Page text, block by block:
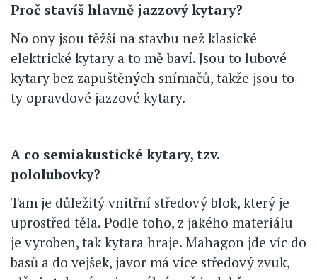
Proč stavíš hlavně jazzový kytary?
No ony jsou těžší na stavbu než klasické
elektrické kytary a to mě baví. Jsou to lubové
kytary bez zapuštěných snímačů, takže jsou to
ty opravdové jazzové kytary.
A co semiakustické kytary, tzv.
pololubovky?
Tam je důležitý vnitřní středový blok, který je
uprostřed těla. Podle toho, z jakého materiálu
je vyroben, tak kytara hraje. Mahagon jde víc do
basů a do vejšek, javor má více středový zvuk,